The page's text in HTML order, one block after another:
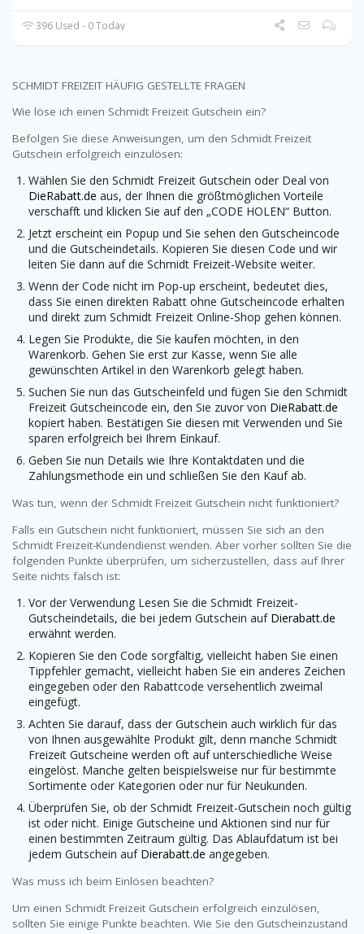
396 Used - 0 Today
SCHMIDT FREIZEIT HÄUFIG GESTELLTE FRAGEN
Wie löse ich einen Schmidt Freizeit Gutschein ein?
Befolgen Sie diese Anweisungen, um den Schmidt Freizeit
Gutschein erfolgreich einzulösen:
Wählen Sie den Schmidt Freizeit Gutschein oder Deal von
DieRabatt.de aus, der Ihnen die größtmöglichen Vorteile
verschafft und klicken Sie auf den „CODE HOLEN“ Button.
Jetzt erscheint ein Popup und Sie sehen den Gutscheincode
und die Gutscheindetails. Kopieren Sie diesen Code und wir
leiten Sie dann auf die Schmidt Freizeit-Website weiter.
Wenn der Code nicht im Pop-up erscheint, bedeutet dies,
dass Sie einen direkten Rabatt ohne Gutscheincode erhalten
und direkt zum Schmidt Freizeit Online-Shop gehen können.
Legen Sie Produkte, die Sie kaufen möchten, in den
Warenkorb. Gehen Sie erst zur Kasse, wenn Sie alle
gewünschten Artikel in den Warenkorb gelegt haben.
Suchen Sie nun das Gutscheinfeld und fügen Sie den Schmidt
Freizeit Gutscheincode ein, den Sie zuvor von DieRabatt.de
kopiert haben. Bestätigen Sie diesen mit Verwenden und Sie
sparen erfolgreich bei Ihrem Einkauf.
Geben Sie nun Details wie Ihre Kontaktdaten und die
Zahlungsmethode ein und schließen Sie den Kauf ab.
Was tun, wenn der Schmidt Freizeit Gutschein nicht funktioniert?
Falls ein Gutschein nicht funktioniert, müssen Sie sich an den
Schmidt Freizeit-Kundendienst wenden. Aber vorher sollten Sie die
folgenden Punkte überprüfen, um sicherzustellen, dass auf Ihrer
Seite nichts falsch ist:
Vor der Verwendung Lesen Sie die Schmidt Freizeit-
Gutscheindetails, die bei jedem Gutschein auf Dierabatt.de
erwähnt werden.
Kopieren Sie den Code sorgfältig, vielleicht haben Sie einen
Tippfehler gemacht, vielleicht haben Sie ein anderes Zeichen
eingegeben oder den Rabattcode versehentlich zweimal
eingefügt.
Achten Sie darauf, dass der Gutschein auch wirklich für das
von Ihnen ausgewählte Produkt gilt, denn manche Schmidt
Freizeit Gutscheine werden oft auf unterschiedliche Weise
eingelöst. Manche gelten beispielsweise nur für bestimmte
Sortimente oder Kategorien oder nur für Neukunden.
Überprüfen Sie, ob der Schmidt Freizeit-Gutschein noch gültig
ist oder nicht. Einige Gutscheine und Aktionen sind nur für
einen bestimmten Zeitraum gültig. Das Ablaufdatum ist bei
jedem Gutschein auf Dierabatt.de angegeben.
Was muss ich beim Einlösen beachten?
Um einen Schmidt Freizeit Gutschein erfolgreich einzulösen,
sollten Sie einige Punkte beachten. Wie Sie den Gutscheinzustand